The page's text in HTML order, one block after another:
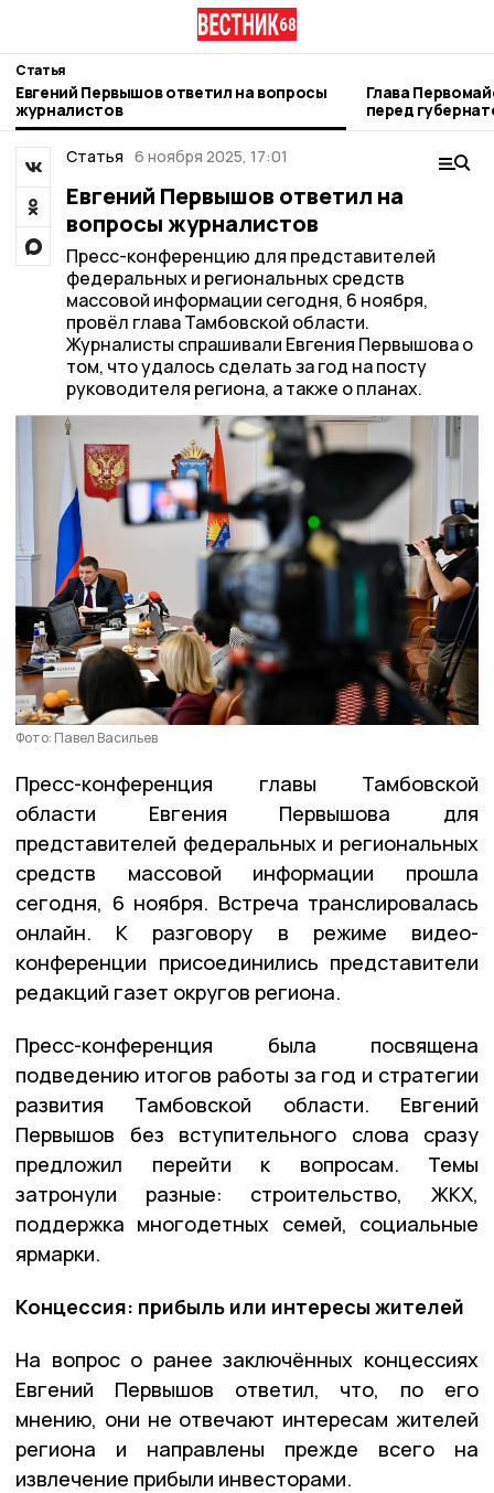
Статья
Евгений Первышов ответил на вопросы
журналистов
Глава
перед
Статья 6 ноября 2025, 17:01
Евгений Первышов ответил на
вопросы журналистов
Пресс-конференцию для представителей
федеральных и региональных средств
массовой информации сегодня, 6 ноября,
провёл глава Тамбовской области.
Журналисты спрашивали Евгения Первышова о
том, что удалось сделать за год на посту
руководителя региона, а также о планах.
Фото: Павел Васильев
Пресс-конференция главы Тамбовской
области Евгения Первышова для
представителей федеральных и региональных
средств массовой информации прошла
сегодня, 6 ноября. Встреча транслировалась
онлайн. К разговору в режиме видео-
конференции присоединились представители
редакций газет округов региона.
Пресс-конференция была посвящена
подведению итогов работы за год и стратегии
развития Тамбовской области. Евгений
Первышов без вступительного слова сразу
предложил перейти к вопросам. Темы
затронули разные: строительство, ЖКХ,
поддержка многодетных семей, социальные
ярмарки.
Концессия: прибыль или интересы жителей
На вопрос о ранее заключённых концессиях
Евгений Первышов ответил, что, по его
мнению, они не отвечают интересам жителей
региона и направлены прежде всего на
извлечение прибыли инвесторами.